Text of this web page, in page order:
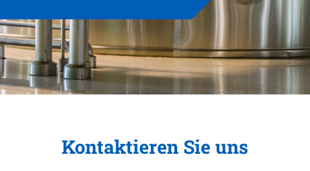
Kontaktieren Sie uns